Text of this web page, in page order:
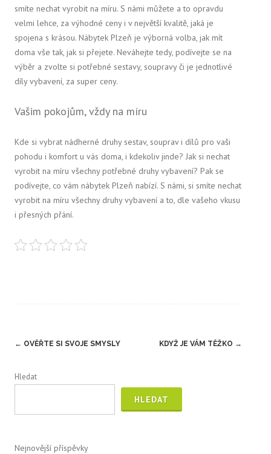
smíte nechat vyrobit na míru. S námi můžete a to opravdu
velmi lehce, za výhodné ceny i v největší kvalitě, jaká je
spojena s krásou. Nábytek Plzeň je výborná volba, jak mít
doma vše tak, jak si přejete. Neváhejte tedy, podívejte se na
výběr a zvolte si potřebné sestavy, soupravy či je jednotlivé
díly vybavení, za super ceny.
Vašim pokojům, vždy na míru
Kde si vybrat nádherné druhy sestav, souprav i dílů pro vaši
pohodu i komfort u vás doma, i kdekoliv jinde? Jak si nechat
vyrobit na míru všechny potřebné druhy vybavení? Pak se
podívejte, co vám nábytek Plzeň nabízí. S námi, si smíte nechat
vyrobit na míru všechny druhy vybavení a to, dle vašeho vkusu
i přesných přání.
Post
← OVĚŘTE SI SVOJE SMYSLY KDYŽ JE VÁM TĚŽKO →
Hledat
HLEDAT
Nejnovější příspěvky